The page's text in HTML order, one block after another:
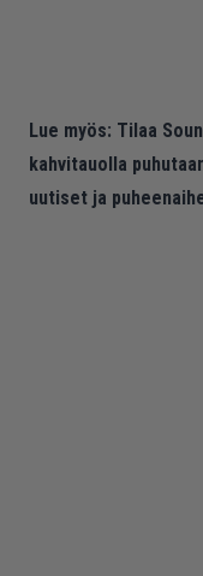
Lue myös: Tilaa
kahvitauolla
uutiset ja